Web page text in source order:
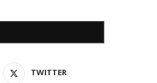
TWITTER